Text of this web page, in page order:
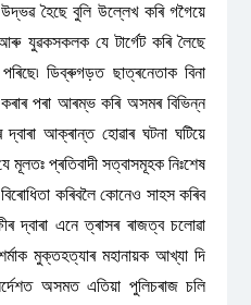
উদ্ভৱ হৈছে বুলি উল্লেখ কৰি গগৈয়ে
যুৱকসকলক যে টাৰ্গেট কৰি লৈছে
ডিব্ৰুগড়ত ছাত্ৰনেতাক বিনা
পৰা আৰম্ভ কৰি অসমৰ বিভিন্ন
আক্ৰান্ত হোৱাৰ ঘটনা ঘটিয়ে
প্ৰতিবাদী সত্বাসমূহক নিঃশেষ
কৰিবলৈ কোনেও সাহস কৰিব
দ্বাৰা এনে ত্ৰাসৰ ৰাজত্ব চলোৱা
মুক্তহত্যাৰ মহানায়ক আখ্যা দি
অসমত এতিয়া পুলিচৰাজ চলি